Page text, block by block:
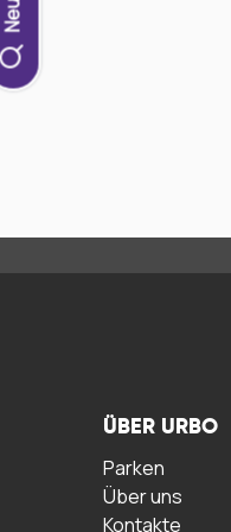
ÜBER URBO
Parken
Über uns
Kontakte